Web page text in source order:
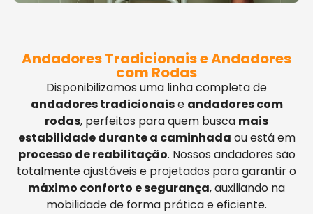
Andadores Tradicionais e Andadores
com Rodas
Disponibilizamos uma linha completa de
andadores tradicionaise andadores com
rodas, perfeitos para quem busca mais
estabilidade durante a caminhada ou está em
processo de reabilitação. Nossos andadores são
totalmente ajustáveis e projetados para garantir o
máximo conforto e segurança, auxiliando na
mobilidade de forma prática e eficiente.